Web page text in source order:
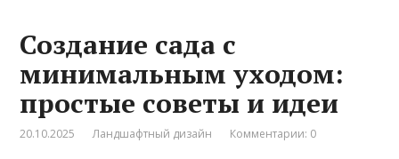
Создание сада с
минимальным уходом:
простые советы и идеи
20.10.2025 Ландшафтный дизайн Комментарии: 0